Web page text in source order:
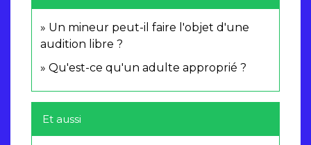
Un mineur peut-il faire l'objet d'une
audition libre ?
Qu'est-ce qu'un adulte approprié ?
Et aussi